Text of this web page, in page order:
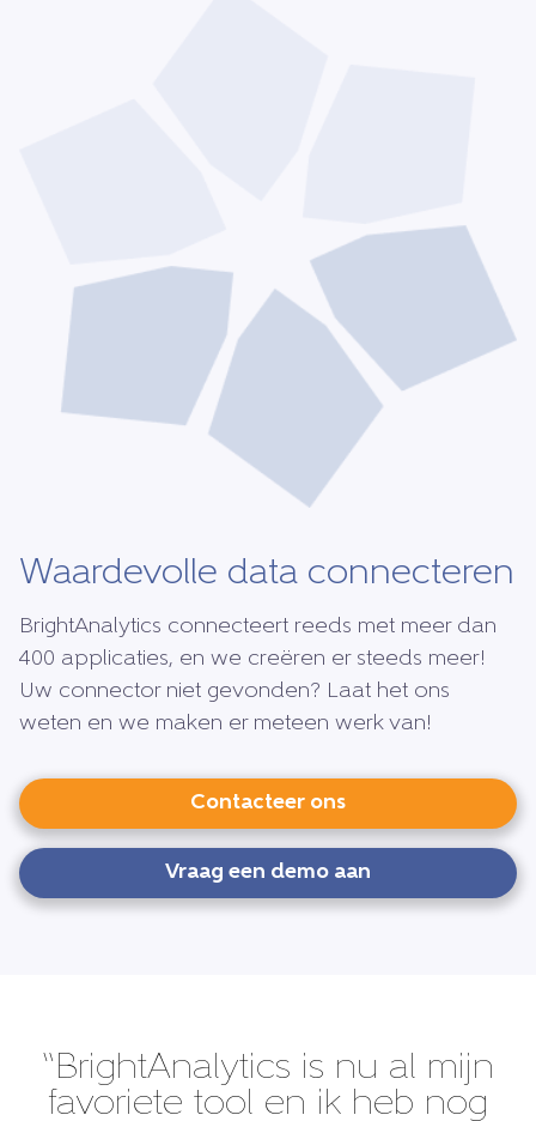
Waardevolle data connecteren
BrightAnalytics connecteert reeds met meer dan
400 applicaties, en we creëren er steeds meer!
Uw connector niet gevonden? Laat het ons
weten en we maken er meteen werk van!
Contacteer ons
Vraag een demo aan
“BrightAnalytics is nu al mijn
favoriete tool en ik heb nog